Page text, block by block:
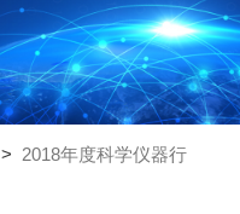
2018年度科学仪器行